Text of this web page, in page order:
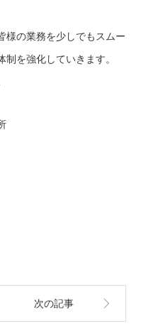
様の業務を少しでもスムー
を強化していきます。
次の記事